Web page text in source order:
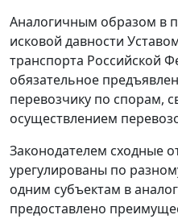
Аналогичным образом в
исковой давности
транспорта Российской
обязательное
перевозчику по спорам,
осуществлением
Законодателем сходные
урегулированы по
одним субъектам в
предоставлено